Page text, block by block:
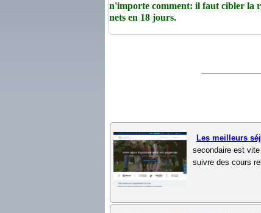
n'importe comment: il faut cibler
nets en 18 jours.
Les meilleurs
secondaire est
suivre des cours